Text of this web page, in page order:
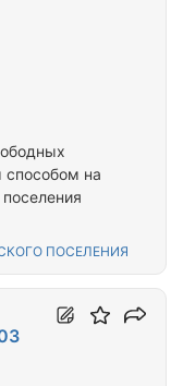
способом на
ПОСЕЛЕНИЯ